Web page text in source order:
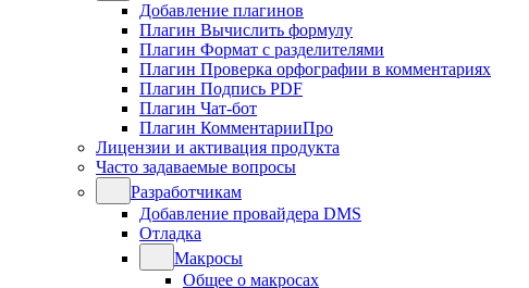
Добавление плагинов
Плагин Вычислить формулу
Плагин Формат с разделителями
Плагин Проверка орфографии в комментариях
Плагин Подпись PDF
Плагин Чат-бот
Плагин КомментарииПро
Лицензии и активация продукта
Часто задаваемые вопросы
Разработчикам
Добавление провайдера DMS
Отладка
Макросы
Общее о макросах